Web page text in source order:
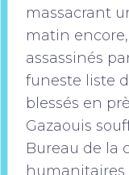
massacrant
matin
assassinés
funeste liste
blessés en
Gazaouis
Bureau de la
humanitaires